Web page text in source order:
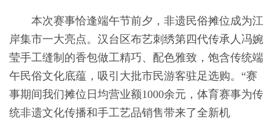
本次赛事恰逢端午节前夕，非遗民俗摊位成为江
岸集市一大亮点。汉台区布艺刺绣第四代传承人冯婉
莹手工缝制的香包做工精巧、配色雅致，饱含传统端
午民俗文化底蕴，吸引大批市民游客驻足选购。“赛
事期间我们摊位日均营业额1000余元，体育赛事为传
统非遗文化传播和手工艺品销售带来了全新机